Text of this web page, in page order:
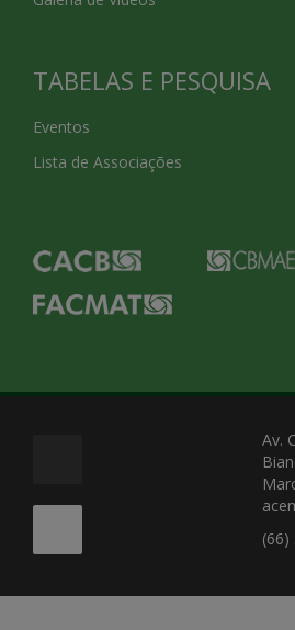
TABELAS E PESQUISA
Eventos
Lista de Associações
Av.
(66)